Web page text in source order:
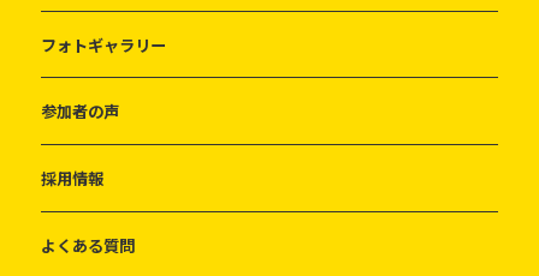
フォトギャラリー
参加者の声
採用情報
よくある質問